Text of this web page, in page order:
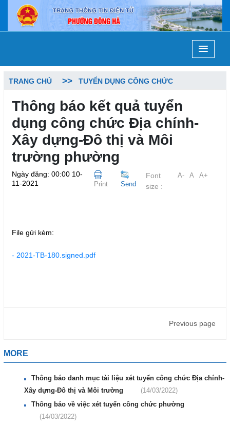
TRANG CHỦ TUYỂN DỤNG CÔNG CHỨC
Thông báo kết quả tuyển
dụng công chức Địa chính-
Xây dựng-Đô thị và Môi
trường phường
Ngày đăng: 00:00 10-
11-2021
Print Send
Font
size :
A- A A+
File gửi kèm:
- 2021-TB-180.signed.pdf
Previous page
MORE
Thông báo danh mục tài liệu xét tuyển công chức Địa chính-
Xây dựng-Đô thị và Môi trường
(14/03/2022)
Thông báo về việc xét tuyển công chức phường
(14/03/2022)